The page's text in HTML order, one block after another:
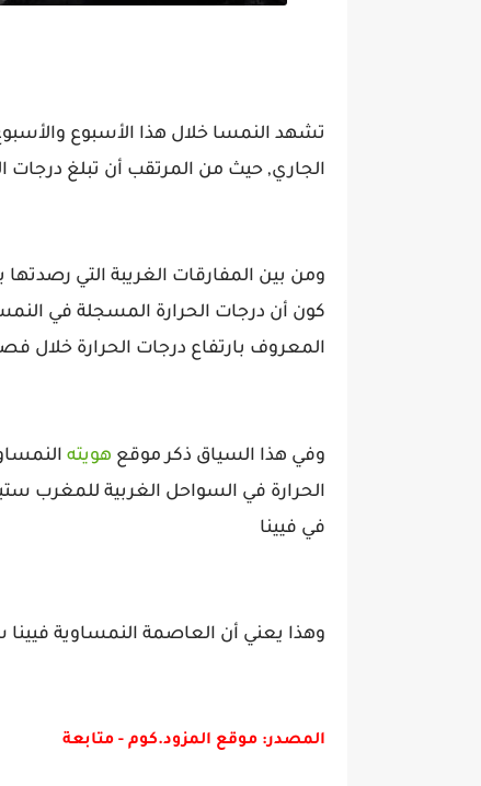
تشهد النمسا خلال هذا الأسبوع
الجاري, حيث من المرتقب أن تبلغ درجات الحرارة مستوى 38
ومن بين المفارقات الغريبة التي
كون أن درجات الحرارة المسجلة في
المعروف بارتفاع درجات الحرارة خلال
وفي هذا السياق ذكر موقع هويته
في فيينا
وهذا يعني أن العاصمة النمساوية فيينا
المصدر: موقع المزود.كوم - متابعة